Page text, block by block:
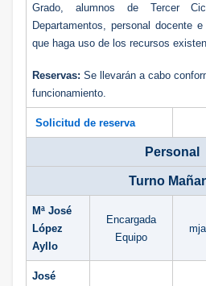
Grado, alumnos de Tercer
Departamentos, personal docente e
que haga uso de los recursos
Reservas: Se llevarán a cabo
funcionamiento.
Solicitud de reserva
Personal
Turno
Mª José
López
Ayllo
Encargada
Equipo
José